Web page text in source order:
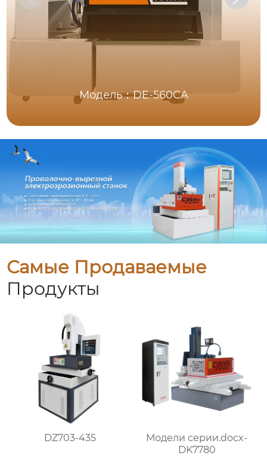
Модель：DE-560CA
Самые Продаваемые
Продукты
DZ703-435
Модели серии.docx-
DK7780